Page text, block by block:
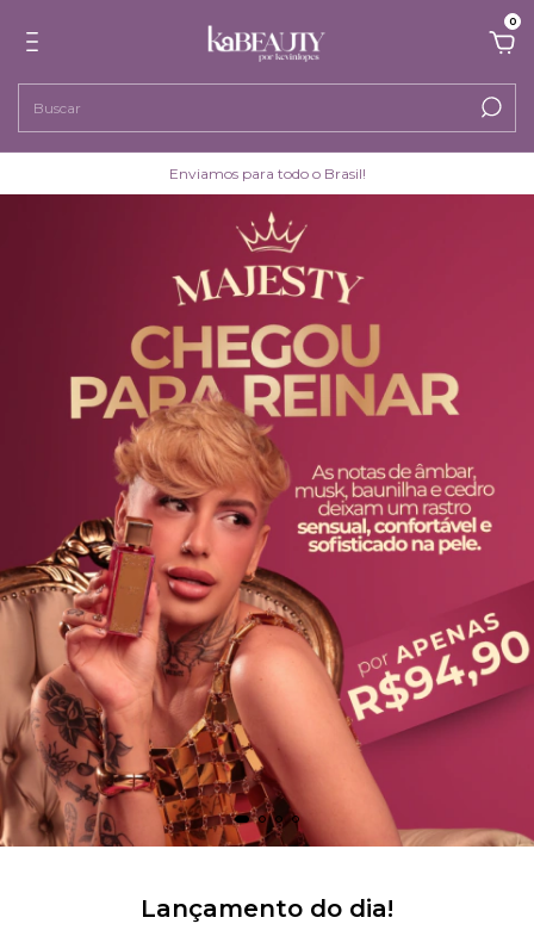
0
Enviamos para todo o Brasil!
Lançamento do dia!